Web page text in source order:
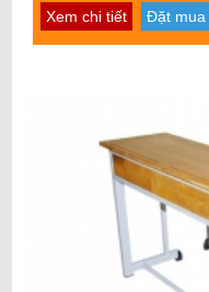
Xem chi tiết Đặt mua